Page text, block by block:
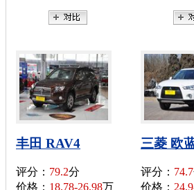
丰田 RAV4
评分： 79.2分
价格： 18.78-26.98万
三菱 欧
评分： 74.7
价格：